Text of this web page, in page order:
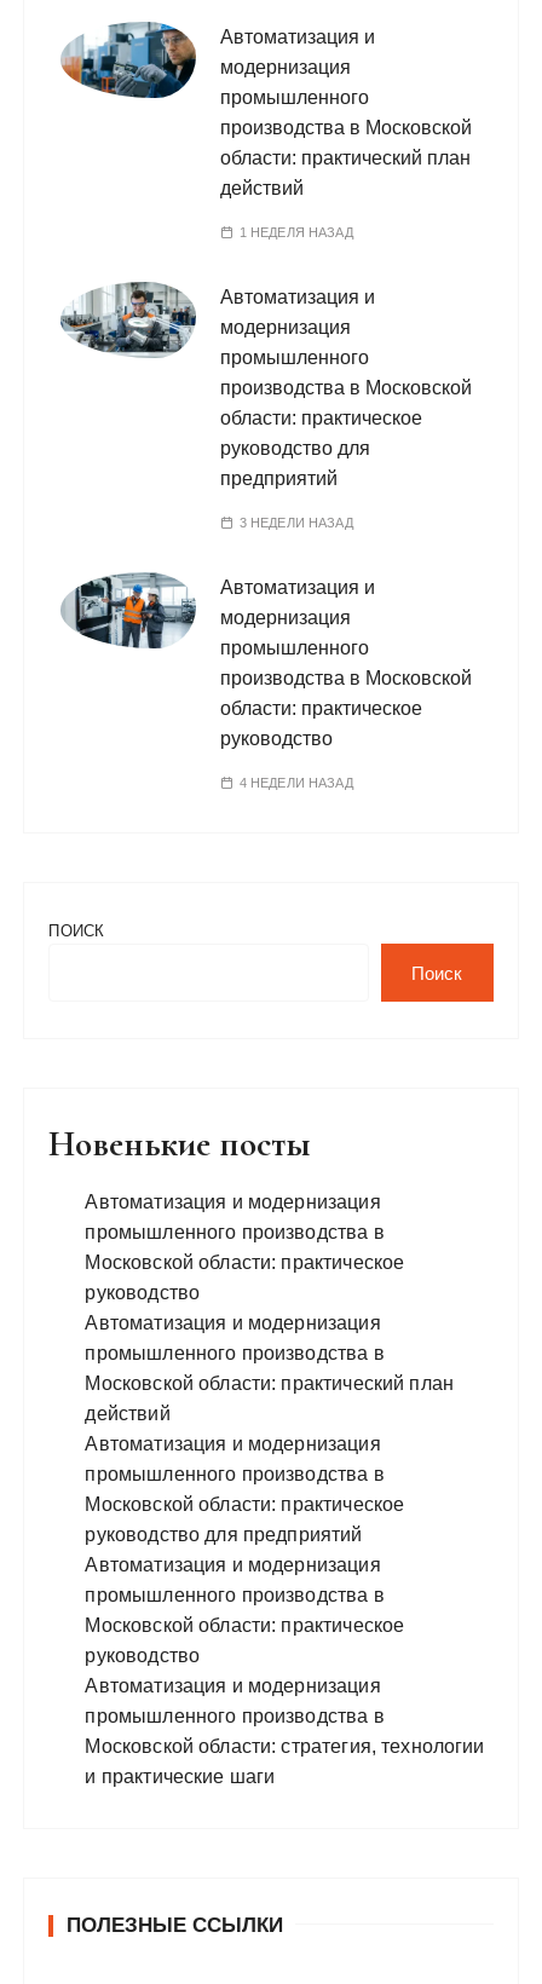
Автоматизация и
модернизация
промышленного
производства в Московской
области: практический план
действий
1 НЕДЕЛЯ НАЗАД
Автоматизация и
модернизация
промышленного
производства в Московской
области: практическое
руководство для
предприятий
3 НЕДЕЛИ НАЗАД
Автоматизация и
модернизация
промышленного
производства в Московской
области: практическое
руководство
4 НЕДЕЛИ НАЗАД
ПОИСК
Поиск
Новенькие посты
Автоматизация и модернизация
промышленного производства в
Московской области: практическое
руководство
Автоматизация и модернизация
промышленного производства в
Московской области: практический план
действий
Автоматизация и модернизация
промышленного производства в
Московской области: практическое
руководство для предприятий
Автоматизация и модернизация
промышленного производства в
Московской области: практическое
руководство
Автоматизация и модернизация
промышленного производства в
Московской области: стратегия, технологии
и практические шаги
ПОЛЕЗНЫЕ ССЫЛКИ